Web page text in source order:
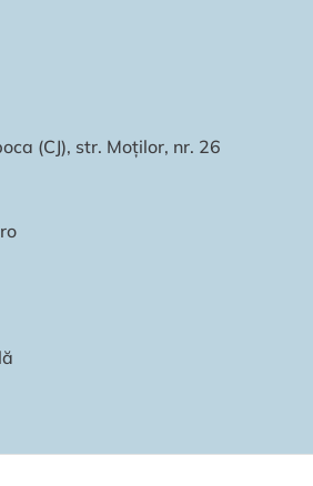
(CJ), str. Moților, nr. 26